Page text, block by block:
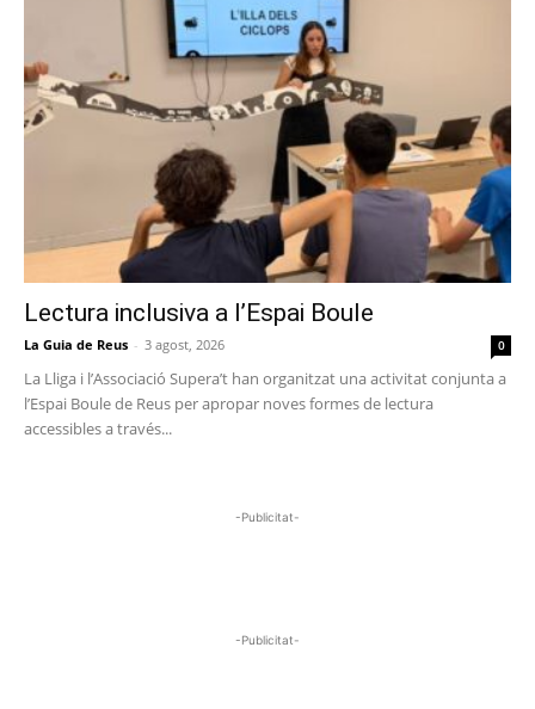
Lectura inclusiva a l’Espai Boule
La Guia de Reus - 3 agost, 2026 0
La Lliga i l’Associació Supera’t han organitzat una activitat conjunta a
l’Espai Boule de Reus per apropar noves formes de lectura
accessibles a través...
-Publicitat-
-Publicitat-